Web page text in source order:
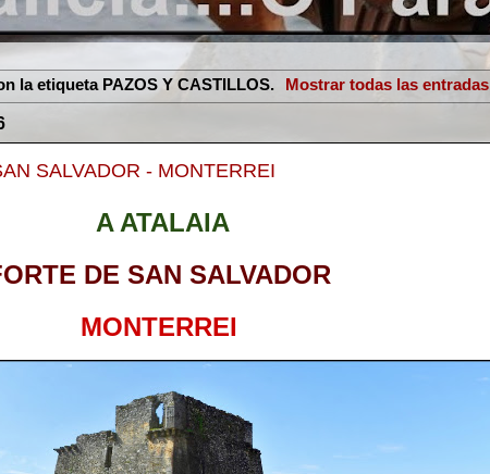
la etiqueta PAZOS Y CASTILLOS. Mostrar todas las entradas
SALVADOR - MONTERREI
A ATALAIA
DE SAN SALVADOR
MONTERREI